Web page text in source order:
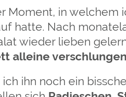
Moment, in welchem
hatte. Nach
wieder lieben
alleine
ihn noch ein